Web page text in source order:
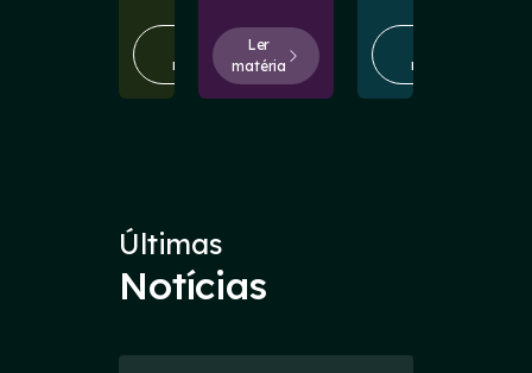
matéria
Ler
matéria
matéria
Últimas
Notícias